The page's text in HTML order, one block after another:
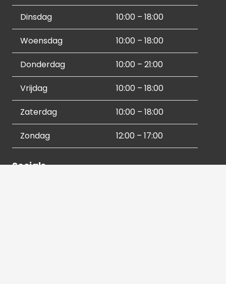
Dinsdag 10:00 – 18:00
Woensdag 10:00 – 18:00
Donderdag 10:00 – 21:00
Vrijdag 10:00 – 18:00
Zaterdag 10:00 – 18:00
Zondag 12:00 – 17:00
Socials